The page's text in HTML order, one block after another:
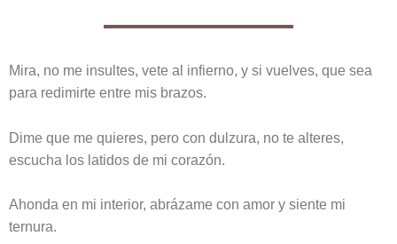
Mira, no me insultes, vete al infierno, y si vuelves, que sea
para redimirte entre mis brazos.
Dime que me quieres, pero con dulzura, no te alteres,
escucha los latidos de mi corazón.
Ahonda en mi interior, abrázame con amor y siente mi
ternura.